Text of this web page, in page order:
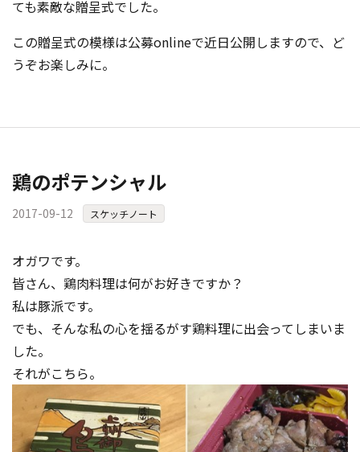
ても素敵な贈呈式でした。
この贈呈式の模様は公募onlineで近日公開しますので、ど
うぞお楽しみに。
鶏のポテンシャル
2017-09-12 スケッチノート
オガワです。
皆さん、鶏肉料理は何がお好きですか？
私は豚派です。
でも、そんな私の心を揺るがす鶏料理に出会ってしまいま
した。
それがこちら。